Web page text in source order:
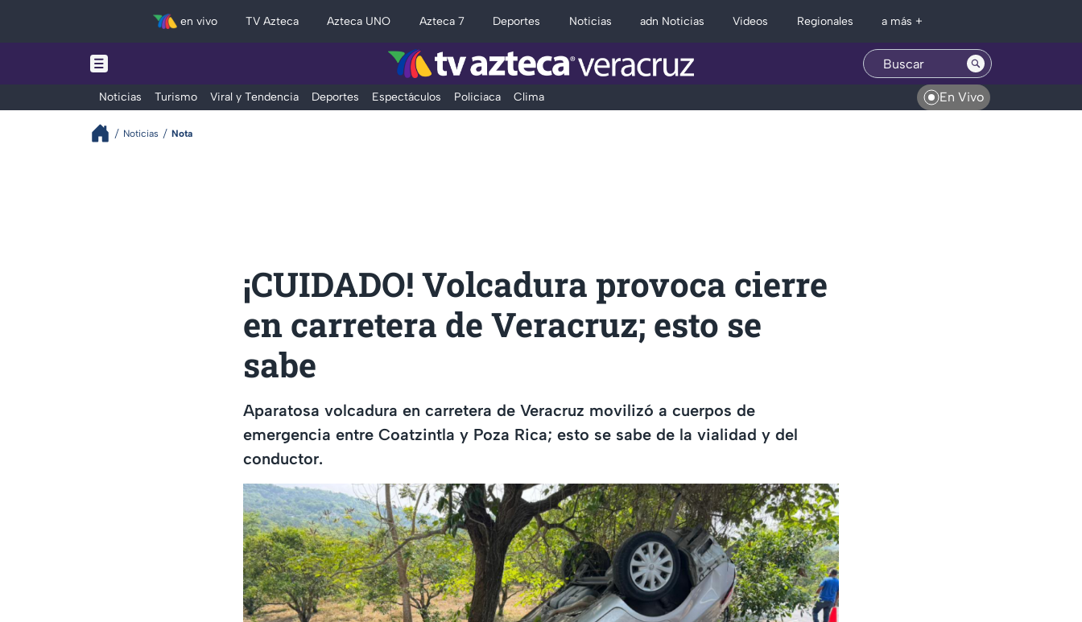
en vivo TV Azteca Azteca UNO Azteca 7 Deportes Noticias adn Noticias Videos Regionales a más +
Noticias Turismo Viral y Tendencia Deportes Espectáculos Policiaca Clima En Vivo
Noticias Nota
¡CUIDADO! Volcadura provoca cierre
en carretera de Veracruz; esto se
sabe
Aparatosa volcadura en carretera de Veracruz movilizó a cuerpos de
emergencia entre Coatzintla y Poza Rica; esto se sabe de la vialidad y del
conductor.